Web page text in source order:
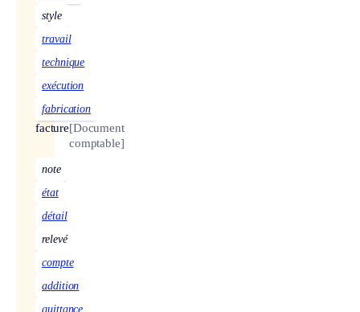
style
travail
technique
exécution
fabrication
facture[Document
comptable]
note
état
détail
relevé
compte
addition
quittance